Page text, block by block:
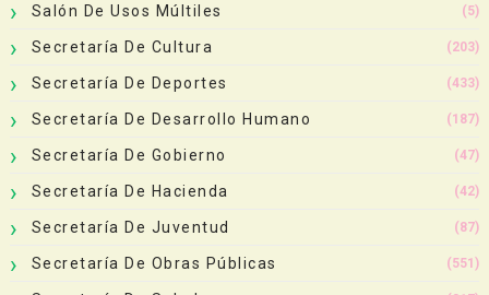
Salón De Usos Múltiles (5)
Secretaría De Cultura (203)
Secretaría De Deportes (433)
Secretaría De Desarrollo Humano (187)
Secretaría De Gobierno (47)
Secretaría De Hacienda (42)
Secretaría De Juventud (87)
Secretaría De Obras Públicas (551)